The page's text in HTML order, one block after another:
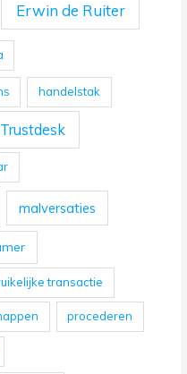
Erwin de Ruiter
handelstak
malversaties
transactie
procederen